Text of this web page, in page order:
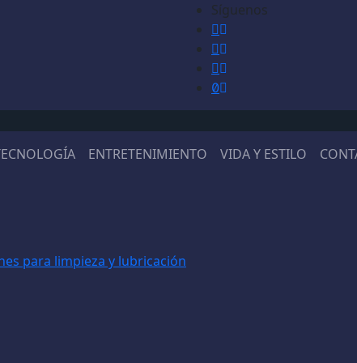
Síguenos
ENTRETENIMIENTO VIDA Y ESTILO
para limpieza y lubricación